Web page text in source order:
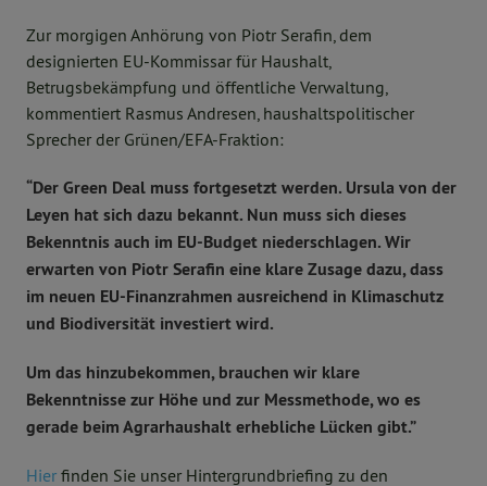
Zur morgigen Anhörung von Piotr Serafin, dem
designierten EU-Kommissar für Haushalt,
Betrugsbekämpfung und öffentliche Verwaltung,
kommentiert Rasmus Andresen, haushaltspolitischer
Sprecher der Grünen/EFA-Fraktion:
“Der Green Deal muss fortgesetzt werden. Ursula von der
Leyen hat sich dazu bekannt. Nun muss sich dieses
Bekenntnis auch im EU-Budget niederschlagen. Wir
erwarten von Piotr Serafin eine klare Zusage dazu, dass
im neuen EU-Finanzrahmen ausreichend in Klimaschutz
und Biodiversität investiert wird.
Um das hinzubekommen, brauchen wir klare
Bekenntnisse zur Höhe und zur Messmethode, wo es
gerade beim Agrarhaushalt erhebliche Lücken gibt.”
Hier finden Sie unser Hintergrundbriefing zu den